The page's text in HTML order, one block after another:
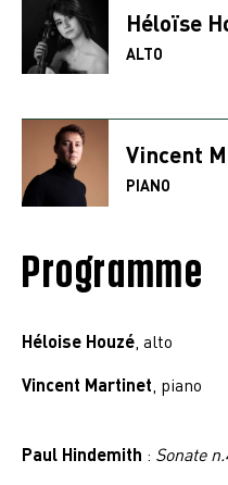
Héloïse
ALTO
Vincent
PIANO
Programme
Héloise Houzé , alto
Vincent Martinet , piano
Paul Hindemith : Sonate